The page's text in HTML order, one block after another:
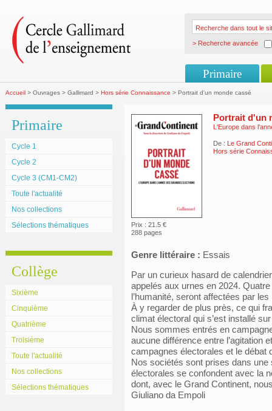
> Recherche avancée
Primaire
Accueil > Ouvrages > Gallimard > Hors série Connaissance > Portrait d'un monde cassé
Primaire
Cycle 1
Cycle 2
Cycle 3 (CM1-CM2)
Toute l'actualité
Nos collections
Sélections thématiques
Collège
Sixième
Cinquième
Quatrième
Troisième
Toute l'actualité
Nos collections
Sélections thématiques
Prix : 21.5 €
288 pages
Portrait d'un
L'Europe dans
De : Le Grand
Hors série
Genre littéraire : Essais
Par un curieux hasard de
appelés aux urnes en 2024.
l’humanité, seront affectées par
À y regarder de plus près, ce qui
climat électoral qui s’est installé
Nous sommes entrés en
aucune différence entre l’agitation
campagnes électorales et le débat
Nos sociétés sont prises dans une
électorales se confondent avec la
dont, avec le Grand Continent,
Giuliano da Empoli